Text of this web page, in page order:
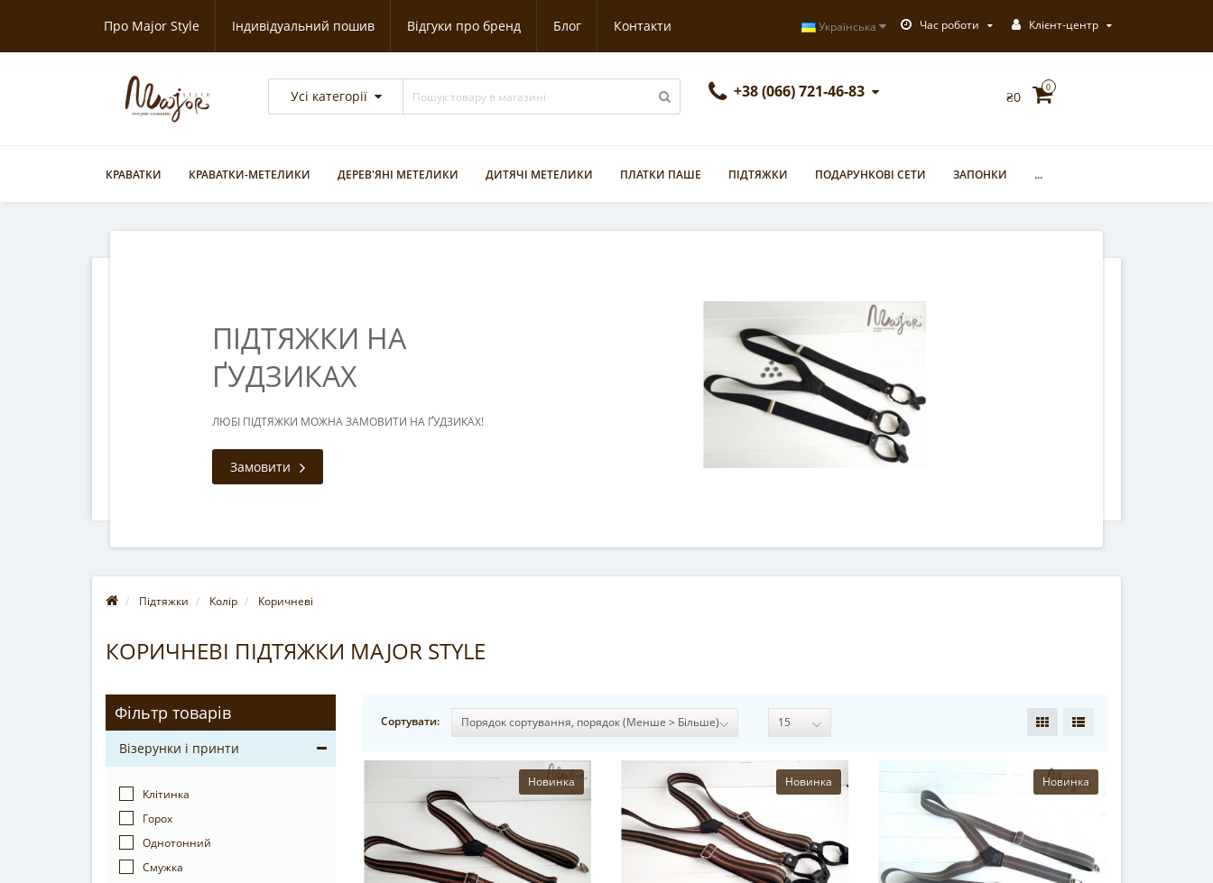
Про Major Style Індивідуальний пошив Відгуки про бренд Блог Контакти Українська Час роботи Клієнт-центр
Усі категорії +38 (066) 721-46-83 ₴0
0
КРАВАТКИ КРАВАТКИ-МЕТЕЛИКИ ДЕРЕВ'ЯНІ МЕТЕЛИКИ ДИТЯЧІ МЕТЕЛИКИ ПЛАТКИ ПАШЕ ПІДТЯЖКИ ПОДАРУНКОВІ СЕТИ ЗАПОНКИ ...
ПІДТЯЖКИ НА
ҐУДЗИКАХ
ЛЮБІ ПІДТЯЖКИ МОЖНА ЗАМОВИТИ НА ҐУДЗИКАХ!
Замовити
Підтяжки Колір Коричневі
КОРИЧНЕВІ ПІДТЯЖКИ MAJOR STYLE
Фільтр товарів
Візерунки і принти
Клітинка
Горох
Однотонний
Смужка
Сортувати:
Новинка Новинка Новинка